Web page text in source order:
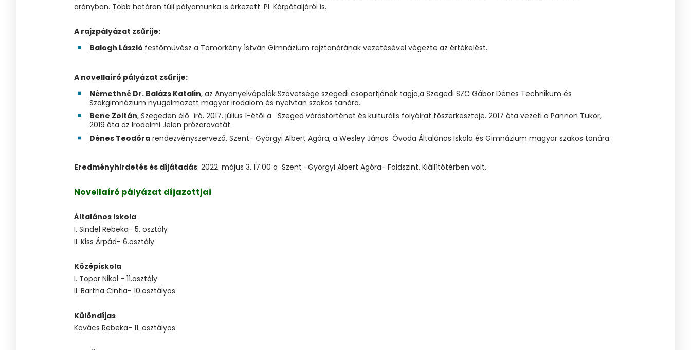
arányban. Több határon túli pályamunka is érkezett. Pl. Kárpátaljáról is.
A rajzpályázat zsűrije:
Balogh László festőművész a Tömörkény Ístván Gimnázium rajztanárának vezetésével végezte az értékelést.
A novellaíró pályázat zsűrije:
Némethné Dr. Balázs Katalin, az Anyanyelvápolók Szövetsége szegedi csoportjának tagja,a Szegedi SZC Gábor Dénes Technikum és
Szakgimnázium nyugalmazott magyar irodalom és nyelvtan szakos tanára.
Bene Zoltán, Szegeden élő író. 2017. július 1-étől a Szeged várostörténet és kulturális folyóirat főszerkesztője. 2017 óta vezeti a Pannon Tükör,
2019 óta az Irodalmi Jelen prózarovatát.
Dénes Teodóra rendezvényszervező, Szent- Györgyi Albert Agóra, a Wesley János Óvoda Általános Iskola és Gimnázium magyar szakos tanára.
Eredményhirdetés és díjátadás: 2022. május 3. 17.00 a Szent -Györgyi Albert Agóra- Földszint, Kiállítótérben volt.
Novellaíró pályázat díjazottjai
Általános iskola
I. Sindel Rebeka- 5. osztály
II. Kiss Árpád- 6.osztály
Középiskola
I. Topor Nikol - 11.osztály
II. Bartha Cintia- 10.osztályos
Különdíjas
Kovács Rebeka- 11. osztályos